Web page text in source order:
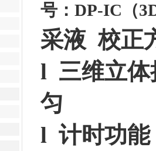
号：DP-IC（
采液 校正
l 三维立体
匀
l 计时功能